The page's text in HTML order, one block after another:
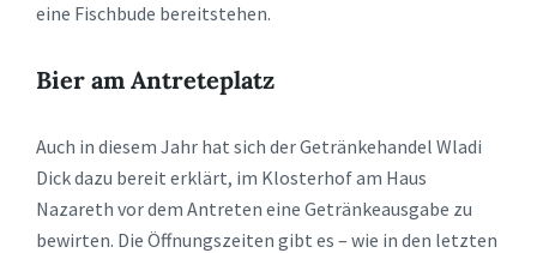
eine Fischbude bereitstehen.
Bier am Antreteplatz
Auch in diesem Jahr hat sich der Getränkehandel Wladi
Dick dazu bereit erklärt, im Klosterhof am Haus
Nazareth vor dem Antreten eine Getränkeausgabe zu
bewirten. Die Öffnungszeiten gibt es – wie in den letzten